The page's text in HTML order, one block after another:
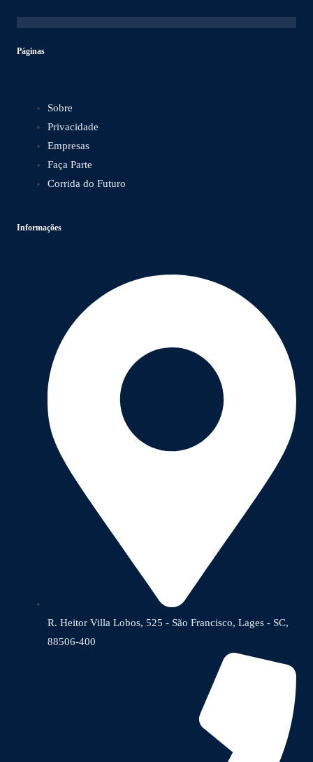
Páginas
Sobre
Privacidade
Empresas
Faça Parte
Corrida do Futuro
Informações
R. Heitor Villa Lobos, 525 - São Francisco, Lages - SC,
88506-400